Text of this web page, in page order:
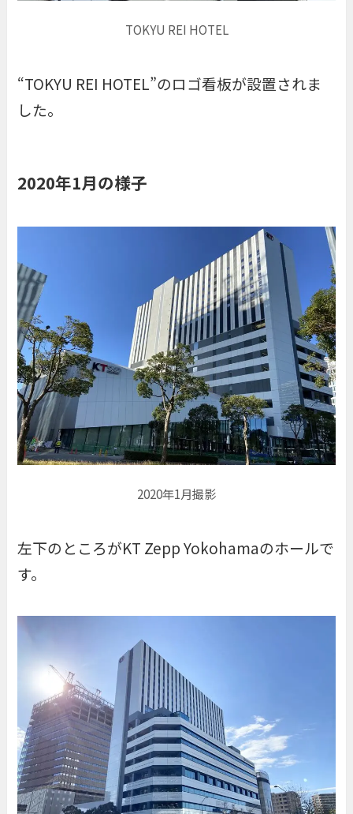
TOKYU REI HOTEL
“TOKYU REI HOTEL”のロゴ看板が設置されま
した。
2020年1月の様子
2020年1月撮影
左下のところがKT Zepp Yokohamaのホールで
す。